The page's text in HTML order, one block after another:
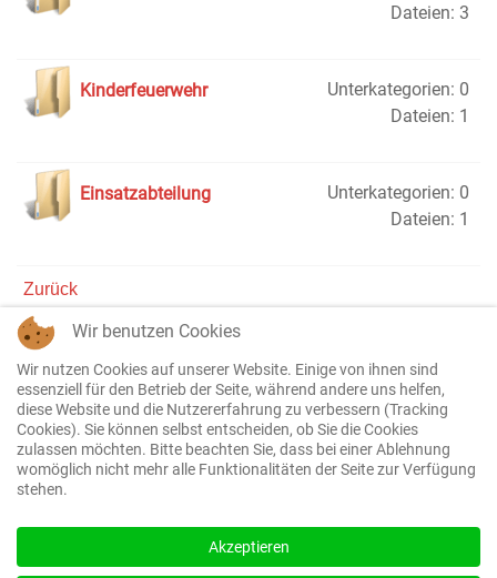
Dateien: 3
Kinderfeuerwehr
Unterkategorien: 0
Dateien: 1
Einsatzabteilung
Unterkategorien: 0
Dateien: 1
Zurück
Copyright
Copyright © 2026 Freiwillige Feuerwehr Limburg-
Ahlbach e.V.. Alle Rechte vorbehalten.
veröffentlichte Software.
Wir benutzen Cookies
Wir nutzen Cookies auf unserer Website. Einige von ihnen sind
essenziell für den Betrieb der Seite, während andere uns helfen,
diese Website und die Nutzererfahrung zu verbessern (Tracking
Cookies). Sie können selbst entscheiden, ob Sie die Cookies
zulassen möchten. Bitte beachten Sie, dass bei einer Ablehnung
womöglich nicht mehr alle Funktionalitäten der Seite zur Verfügung
stehen.
Akzeptieren